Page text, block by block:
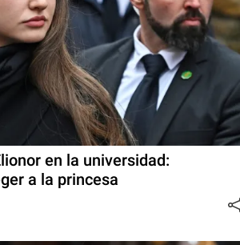
en la universidad:
a la princesa